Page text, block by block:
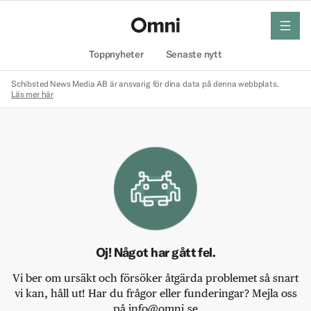
Toppnyheter Senaste nytt
meny
Schibsted News Media AB är ansvarig för dina data på denna webbplats.
Läs mer här
Oj! Något har gått fel.
Vi ber om ursäkt och försöker åtgärda problemet så snart
vi kan, håll ut! Har du frågor eller funderingar? Mejla oss